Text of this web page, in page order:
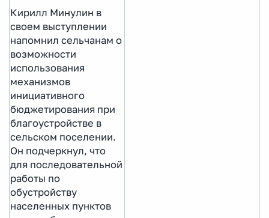
Кирилл Минулин в
своем выступлении
напомнил сельчанам о
возможности
использования
механизмов
инициативного
бюджетирования при
благоустройстве в
сельском поселении.
Он подчеркнул, что
для последовательной
работы по
обустройству
населенных пунктов